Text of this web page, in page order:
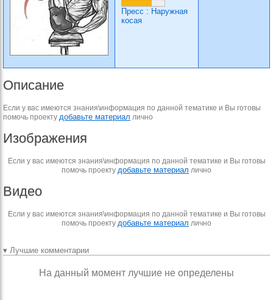
Пресс : Наружная
косая
Описание
Если у вас имеются знания\информация по данной тематике и Вы готовы
помочь проекту добавьте материал лично
Изображения
Если у вас имеются знания\информация по данной тематике и Вы готовы
помочь проекту добавьте материал лично
Видео
Если у вас имеются знания\информация по данной тематике и Вы готовы
помочь проекту добавьте материал лично
▾ Лучшие комментарии
На данный момент лучшие не определены